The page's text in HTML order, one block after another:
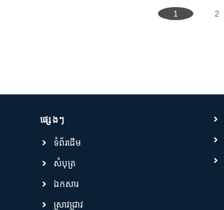
1 2
ផ្សេងៗ
ទំព័រដើម
សំបុត្រ
ឯកសារ
ស្រាវជ្រាវ